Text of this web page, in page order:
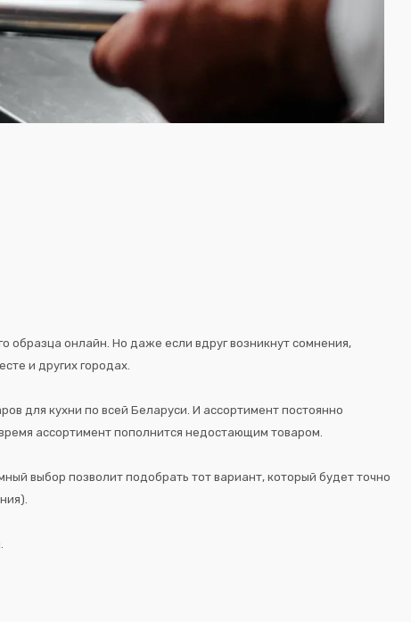
образца онлайн. Но даже если вдруг возникнут сомнения,
и других городах.
для кухни по всей Беларуси. И ассортимент постоянно
ассортимент пополнится недостающим товаром.
выбор позволит подобрать тот вариант, который будет точно